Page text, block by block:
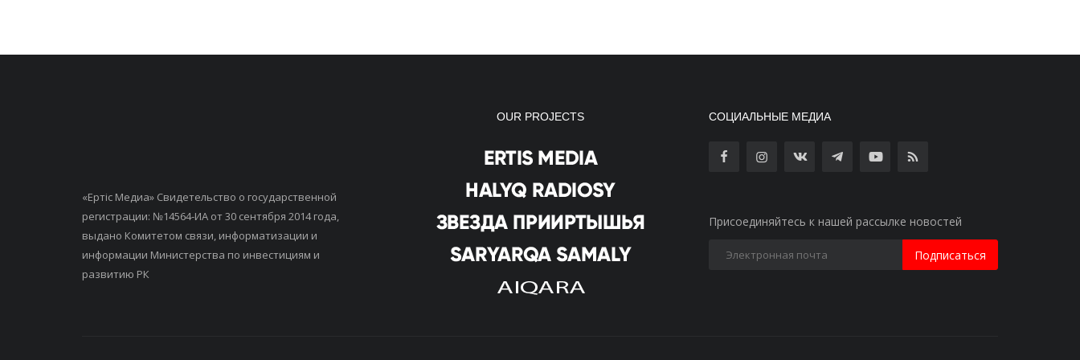
«Ертiс Медиа» Свидетельство о государственной
регистрации: №14564-ИА от 30 сентября 2014 года,
выдано Комитетом связи, информатизации и
информации Министерства по инвестициям и
развитию РК
OUR PROJECTS СОЦИАЛЬНЫЕ МЕДИА
Присоединяйтесь к нашей рассылке новостей
Подписаться